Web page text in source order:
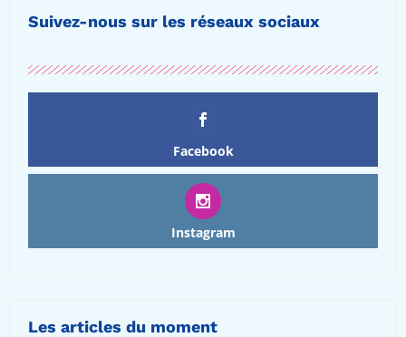
Suivez-nous sur les réseaux sociaux
Facebook
Instagram
Les articles du moment